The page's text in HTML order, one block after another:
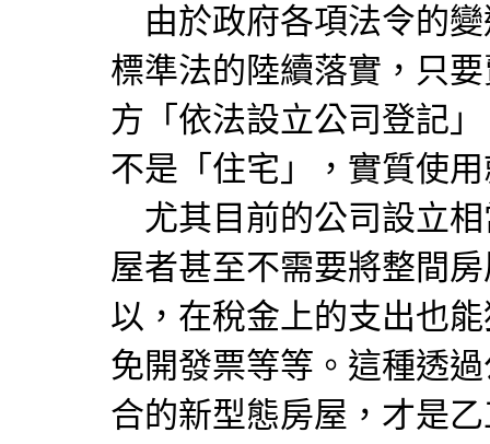
由於政府各項法令的
標準法的陸續落實，只
方「依法設立公司登記
不是「住宅」，實質使
尤其目前的公司設立
屋者甚至不需要將整間
以，在稅金上的支出也
免開發票等等。這種透
合的新型態房屋，才是